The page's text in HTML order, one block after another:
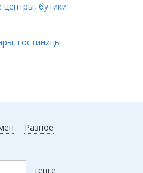
бутики
гостиницы
Разное
тенге